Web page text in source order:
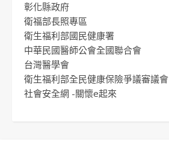
彰化縣政府
衛福部長照專區
衛生福利部國民健康署
中華民國醫師公會全國聯合會
台灣醫學會
衛生福利部全民健康保險爭議審議會
社會安全網 -關懷e起來